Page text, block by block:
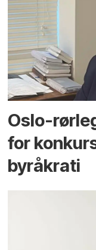
Oslo-
for
byråkrati